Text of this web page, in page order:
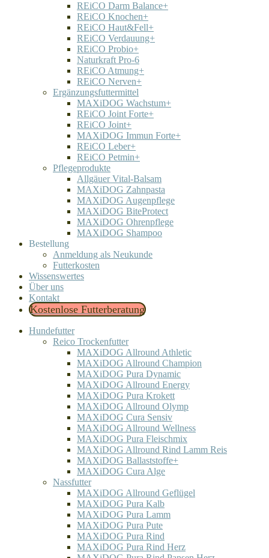
REiCO Darm Balance+
REiCO Knochen+
REiCO Haut&Fell+
REiCO Verdauung+
REiCO Probio+
Naturkraft Pro-6
REiCO Atmung+
REiCO Nerven+
Ergänzungsfuttermittel
MAXiDOG Wachstum+
REiCO Joint Forte+
REiCO Joint+
MAXiDOG Immun Forte+
REiCO Leber+
REiCO Petmin+
Pflegeprodukte
Allgäuer Vital-Balsam
MAXiDOG Zahnpasta
MAXiDOG Augenpflege
MAXiDOG BiteProtect
MAXiDOG Ohrenpflege
MAXiDOG Shampoo
Bestellung
Anmeldung als Neukunde
Futterkosten
Wissenswertes
Über uns
Kontakt
Kostenlose Futterberatung
Hundefutter
Reico Trockenfutter
MAXiDOG Allround Athletic
MAXiDOG Allround Champion
MAXiDOG Pura Dynamic
MAXiDOG Allround Energy
MAXiDOG Pura Krokett
MAXiDOG Allround Olymp
MAXiDOG Cura Sensiv
MAXiDOG Allround Wellness
MAXiDOG Pura Fleischmix
MAXiDOG Allround Rind Lamm Reis
MAXiDOG Ballaststoffe+
MAXiDOG Cura Alge
Nassfutter
MAXiDOG Allround Geflügel
MAXiDOG Pura Kalb
MAXiDOG Pura Lamm
MAXiDOG Pura Pute
MAXiDOG Pura Rind
MAXiDOG Pura Rind Herz